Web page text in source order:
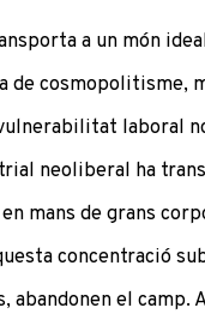
a un món
de
laboral
neoliberal ha
mans de grans
concentració
abandonen el